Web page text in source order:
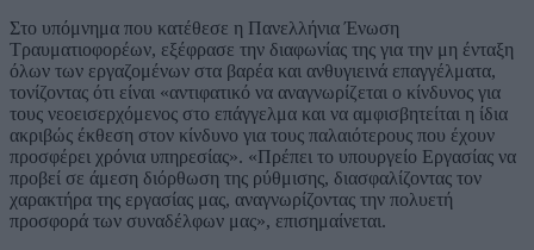
Στο υπόμνημα που κατέθεσε η Πανελλήνια Ένωση
Τραυματιοφορέων, εξέφρασε την διαφωνίας της για την μη ένταξη
όλων των εργαζομένων στα βαρέα και ανθυγιεινά επαγγέλματα,
τονίζοντας ότι είναι «αντιφατικό να αναγνωρίζεται ο κίνδυνος για
τους νεοεισερχόμενος στο επάγγελμα και να αμφισβητείται η ίδια
ακριβώς έκθεση στον κίνδυνο για τους παλαιότερους που έχουν
προσφέρει χρόνια υπηρεσίας». «Πρέπει το υπουργείο Εργασίας να
προβεί σε άμεση διόρθωση της ρύθμισης, διασφαλίζοντας τον
χαρακτήρα της εργασίας μας, αναγνωρίζοντας την πολυετή
προσφορά των συναδέλφων μας», επισημαίνεται.